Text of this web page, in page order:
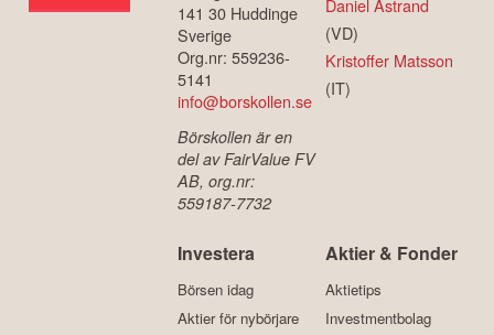
141 30 Huddinge
Sverige
Org.nr: 559236-
5141
info@borskollen.se
Börskollen är en
del av FairValue FV
AB, org.nr:
559187-7732
(VD)
Kristoffer Matsson
(IT)
Investera
Börsen idag
Aktier för nybörjare
Aktier & Fonder
Aktietips
Investmentbolag